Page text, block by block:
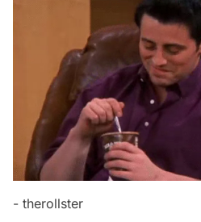
- therollster